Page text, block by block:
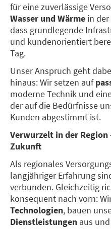
für eine zuverlässige
Wasser und Wärme in der
dass grundlegende
und kundenorientiert
Tag.
Unser Anspruch geht
hinaus: Wir setzen auf
moderne Technik und
der auf die Bedürfnisse
Kunden abgestimmt ist.
Verwurzelt in der
Zukunft
Als regionales
langjähriger Erfahrung
verbunden. Gleichzeitig
konsequent nach vorn:
Technologien, bauen
Dienstleistungen aus